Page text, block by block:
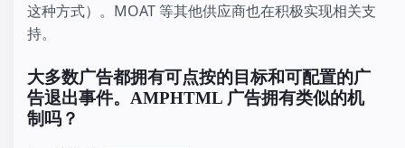
这种方式）。MOAT 等其他供应商也在积极实现相关支
持。
大多数广告都拥有可点按的目标和可配置的广
告退出事件。AMPHTML 广告拥有类似的机
制吗？